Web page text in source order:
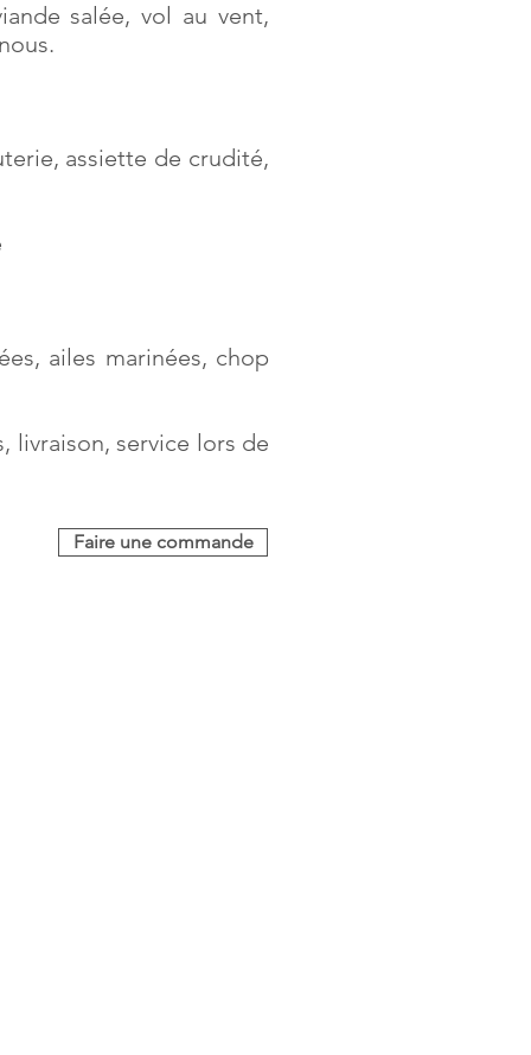
salée, vol au vent,
assiette de crudité,
ailes marinées, chop
livraison, service lors de
Faire une commande